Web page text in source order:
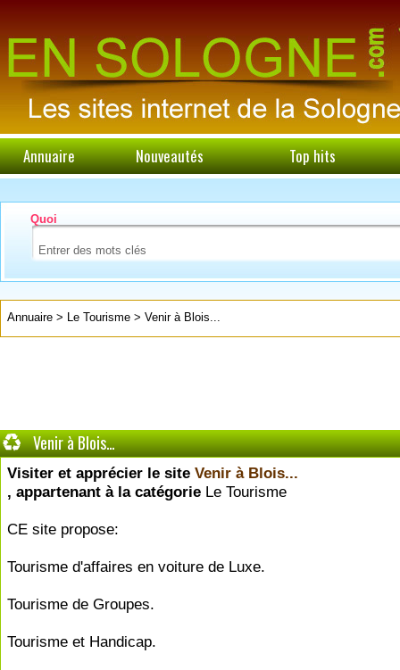
Annuaire Nouveautés Top hits
Quoi
Annuaire > Le Tourisme > Venir à Blois...
Venir à Blois...
Visiter et apprécier le site Venir à Blois...
, appartenant à la catégorie Le Tourisme
CE site propose:
Tourisme d'affaires en voiture de Luxe.
Tourisme de Groupes.
Tourisme et Handicap.